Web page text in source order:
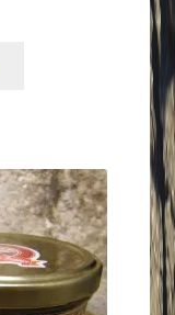
Les
options
peuvent
être
choisies